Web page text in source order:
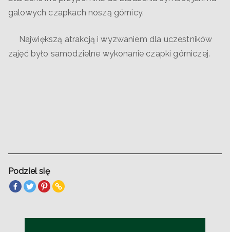
galowych czapkach noszą górnicy.
Największą atrakcją i wyzwaniem dla uczestników
zajęć było samodzielne wykonanie czapki górniczej.
Podziel się